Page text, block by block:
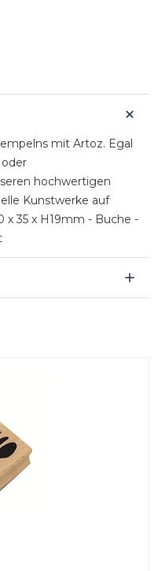
mit Artoz. Egal
hochwertigen
Kunstwerke auf
x 35 x H19mm - Buche -